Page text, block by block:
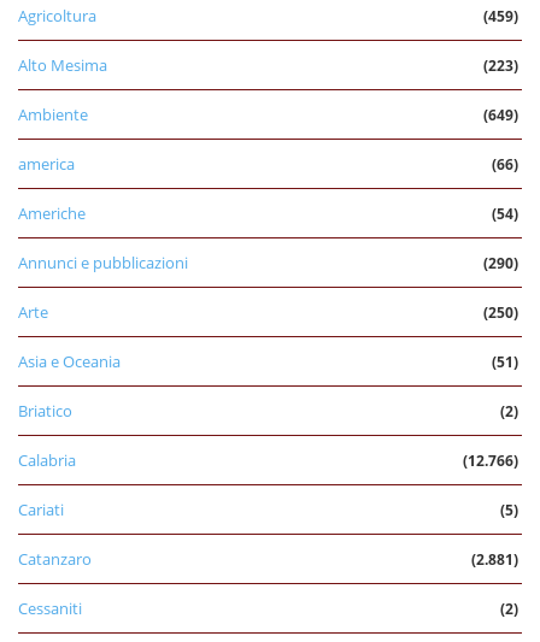
Agricoltura (459)
Alto Mesima (223)
Ambiente (649)
america (66)
Americhe (54)
Annunci e pubblicazioni (290)
Arte (250)
Asia e Oceania (51)
Briatico (2)
Calabria (12.766)
Cariati (5)
Catanzaro (2.881)
Cessaniti (2)